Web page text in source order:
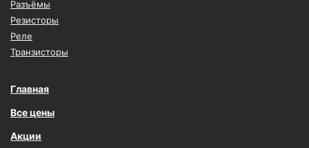
Разъёмы
Резисторы
Реле
Транзисторы
Главная
Все цены
Акции